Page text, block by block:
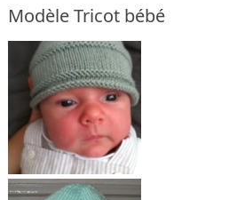
Modèle Tricot bébé